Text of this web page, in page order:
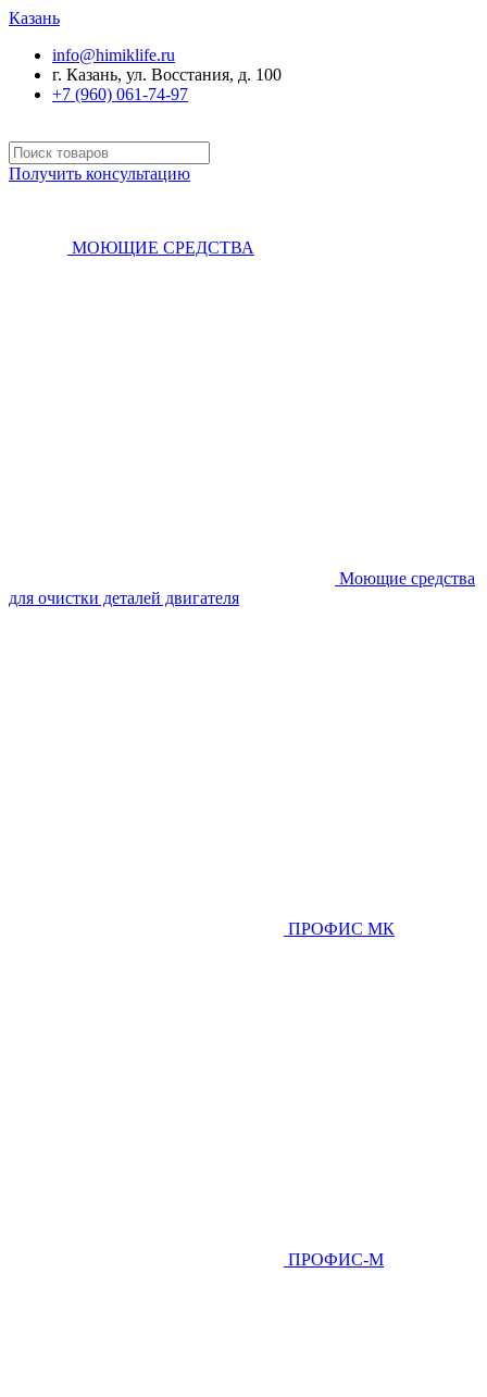
Казань
info@himiklife.ru
г. Казань, ул. Восстания, д. 100
+7 (960) 061-74-97
Получить консультацию
МОЮЩИЕ СРЕДСТВА
Моющие средства
для очистки деталей двигателя
ПРОФИС МК
ПРОФИС-М